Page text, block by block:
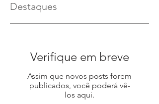
Destaques
Verifique em breve
Assim que novos posts forem
publicados, você poderá vê-
los aqui.